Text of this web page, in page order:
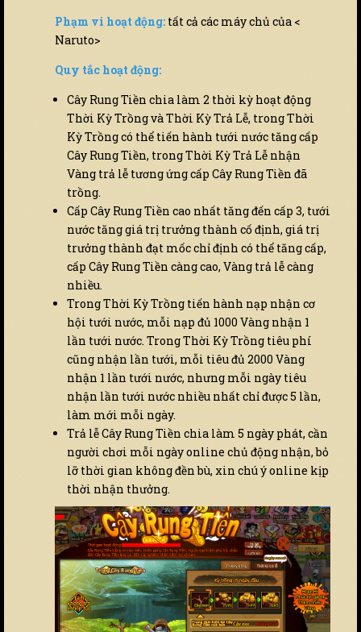
Phạm vi hoạt động: tất cả các máy chủ của <
Naruto>
Quy tắc hoạt động:
Cây Rung Tiền chia làm 2 thời kỳ hoạt động
Thời Kỳ Trồng và Thời Kỳ Trả Lễ, trong Thời
Kỳ Trồng có thể tiến hành tưới nước tăng cấp
Cây Rung Tiền, trong Thời Kỳ Trả Lễ nhận
Vàng trả lễ tương ứng cấp Cây Rung Tiền đã
trồng.
Cấp Cây Rung Tiền cao nhất tăng đến cấp 3, tưới
nước tăng giá trị trưởng thành cố định, giá trị
trưởng thành đạt mốc chỉ định có thể tăng cấp,
cấp Cây Rung Tiền càng cao, Vàng trả lễ càng
nhiều.
Trong Thời Kỳ Trồng tiến hành nạp nhận cơ
hội tưới nước, mỗi nạp đủ 1000 Vàng nhận 1
lần tưới nước. Trong Thời Kỳ Trồng tiêu phí
cũng nhận lần tưới, mỗi tiêu đủ 2000 Vàng
nhận 1 lần tưới nước, nhưng mỗi ngày tiêu
nhận lần tưới nước nhiều nhất chỉ được 5 lần,
làm mới mỗi ngày.
Trả lễ Cây Rung Tiền chia làm 5 ngày phát, cần
người chơi mỗi ngày online chủ động nhận, bỏ
lỡ thời gian không đền bù, xin chú ý online kịp
thời nhận thưởng.